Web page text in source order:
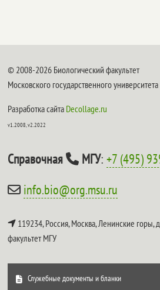
© 2008-2026 Биологический факультет
Московского государственного
Разработка сайта Decollage.ru
v1.2008, v2.2022
Справочная МГУ:+7 (495)
info.bio@org.msu.ru
119234, Россия, Москва, Ленинские горы,
факультет МГУ
Служебные документы и бланки